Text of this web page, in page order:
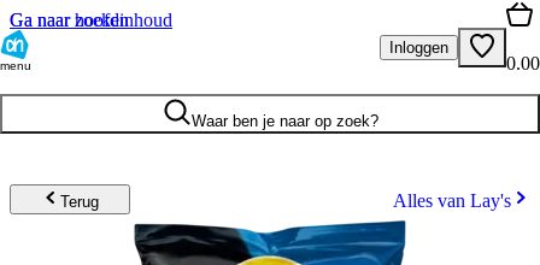
Ga naar hoofdinhoud
Ga naar zoeken
menu
Inloggen
0.00
Waar ben je naar op zoek?
Terug Alles van Lay's